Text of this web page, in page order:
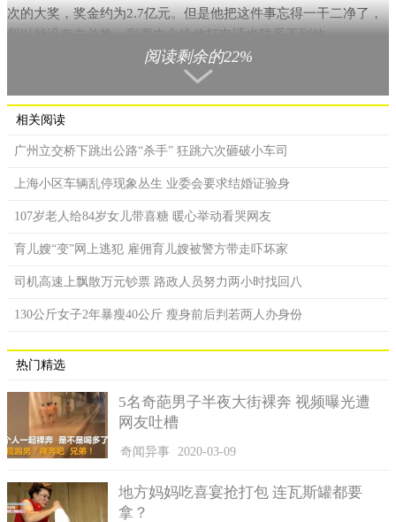
次的大奖，奖金约为2.7亿元。但是他把这件事忘得一干二净了，
所以就没有去兑换，彩票中心给他打电话也联系不到他。
的大奖，然而却一直没有被人认领，他才想起几个月前自己曾买
对，这一看他都惊呆了，因为自己就是那名幸运儿。他称当时他
有听到别人在谈论有人中了2.7亿元，但是一直没被认领，他才想
起自己曾买过一张彩票忘了看了。
情，这件事情太令人不可置信了。他表示，一直等到有人把他的
那组彩票号码5-9-33-36-39-41和44给展示出来以后，他才感觉到
阅读剩余的22%
相关阅读
广州立交桥下跳出公路“杀手” 狂跳六次砸破小车司
上海小区车辆乱停现象丛生 业委会要求结婚证验身
107岁老人给84岁女儿带喜糖 暖心举动看哭网友
育儿嫂“变”网上逃犯 雇佣育儿嫂被警方带走吓坏家
司机高速上飘散万元钞票 路政人员努力两小时找回八
130公斤女子2年暴瘦40公斤 瘦身前后判若两人办身份
热门精选
5名奇葩男子半夜大街裸奔 视频曝光遭
网友吐槽
奇闻异事 2020-03-09
地方妈妈吃喜宴抢打包 连瓦斯罐都要
拿？